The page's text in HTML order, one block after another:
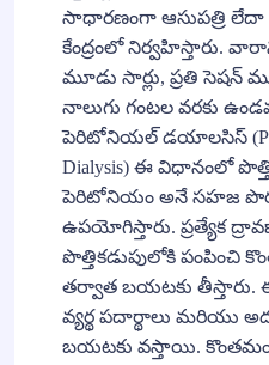
సాధారణంగా ఆసుపత్రి
కేంద్రంలో నిర్వహిస్తారు.
మూడు సార్లు, ప్రతి సెషన్
నాలుగు గంటల వరకు
పెరిటోనియల్ డయాలసిస్
Dialysis) ఈ విధానంలో
పెరిటోనియం అనే సహజ
ఉపయోగిస్తారు. ప్రత్యేక
పొత్తికడుపులోకి పంపించి
తర్వాత బయటకు తీస్తారు.
వ్యర్థ పదార్థాలు మరియు
బయటకు వస్తాయి.